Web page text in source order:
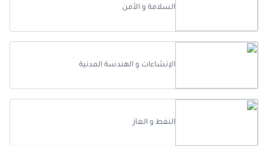
السلامة و الأمن
الإنشاءات و الهندسة المدنية
النفط و الغاز